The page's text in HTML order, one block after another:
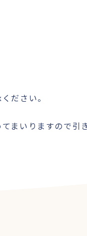
ださい。
まいりますので引